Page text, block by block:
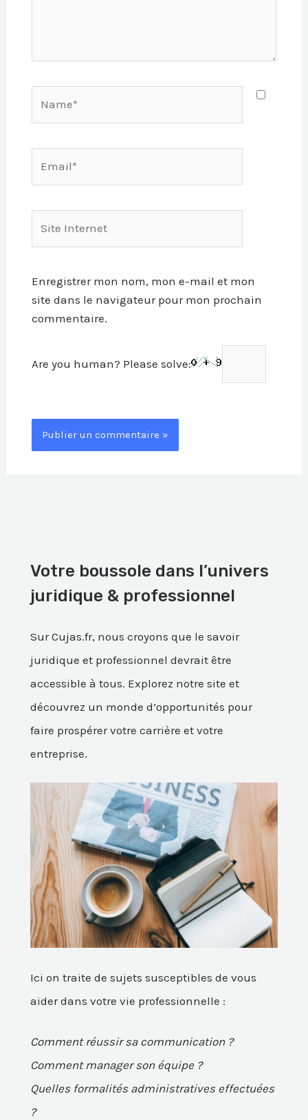
Internet
Enregistrer mon nom, mon e-mail et mon
site dans le navigateur pour mon prochain
commentaire.
Are you human? Please solve:
Votre boussole dans l’univers
juridique & professionnel
Sur Cujas.fr, nous croyons que le savoir
juridique et professionnel devrait être
accessible à tous. Explorez notre site et
découvrez un monde d’opportunités pour
faire prospérer votre carrière et votre
entreprise.
Ici on traite de sujets susceptibles de vous
aider dans votre vie professionnelle :
Comment réussir sa communication ?
Comment manager son équipe ?
Quelles formalités administratives effectuées
?